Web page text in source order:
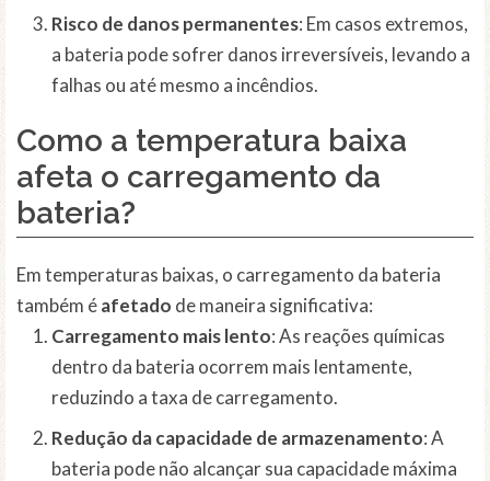
Risco de danos permanentes: Em casos extremos,
a bateria pode sofrer danos irreversíveis, levando a
falhas ou até mesmo a incêndios.
Como a temperatura baixa
afeta o carregamento da
bateria?
Em temperaturas baixas, o carregamento da bateria
também éafetado de maneira significativa:
Carregamento mais lento: As reações químicas
dentro da bateria ocorrem mais lentamente,
reduzindo a taxa de carregamento.
Redução da capacidade de armazenamento: A
bateria pode não alcançar sua capacidade máxima